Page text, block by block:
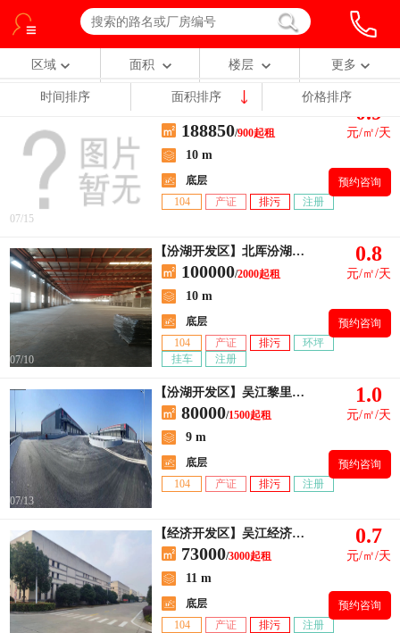
区域 面积 楼层 更多
时间排序 面积排序 价格排序
07/15
188850/900起租
10 m
底层
104
产证 排污 注册
0.9
元/㎡/天
预约咨询
07/10
【汾湖开发区】北厍汾湖临沪大道
100000/2000起租
10 m
底层
104
产证 排污
环坪
挂车
注册
0.8
元/㎡/天
预约咨询
07/13
【汾湖开发区】吴江黎里全新物流园
80000/1500起租
9 m
底层
104
产证 排污 注册
1.0
元/㎡/天
预约咨询
【经济开发区】吴江经济开发区
73000/3000起租
11 m
底层
104
产证 排污 注册
0.7
元/㎡/天
预约咨询